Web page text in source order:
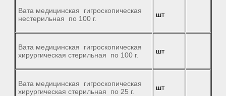
Вата медицинская гигроскопическая
нестерильная по 100 г.
шт
Вата медицинская гигроскопическая
хирургическая стерильная по 100 г.
шт
Вата медицинская гигроскопическая
хирургическая стерильная по 25 г.
шт